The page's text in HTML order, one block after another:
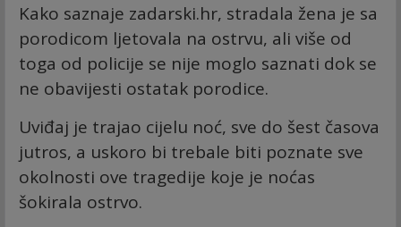
Kako saznaje zadarski.hr, stradala žena je sa
porodicom ljetovala na ostrvu, ali više od
toga od policije se nije moglo saznati dok se
ne obavijesti ostatak porodice.
Uviđaj je trajao cijelu noć, sve do šest časova
jutros, a uskoro bi trebale biti poznate sve
okolnosti ove tragedije koje je noćas
šokirala ostrvo.